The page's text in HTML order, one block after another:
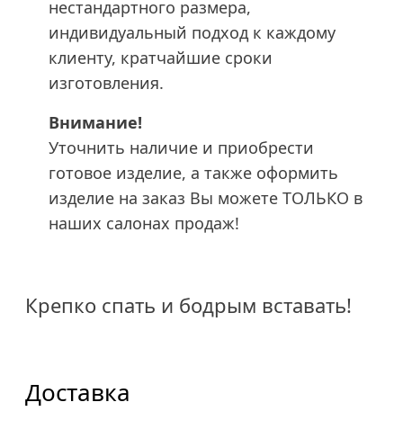
нестандартного размера,
индивидуальный подход к каждому
клиенту, кратчайшие сроки
изготовления.
Внимание!
Уточнить наличие и приобрести
готовое изделие, а также оформить
изделие на заказ Вы можете ТОЛЬКО в
наших салонах продаж!
Крепко спать и бодрым вставать!
Доставка